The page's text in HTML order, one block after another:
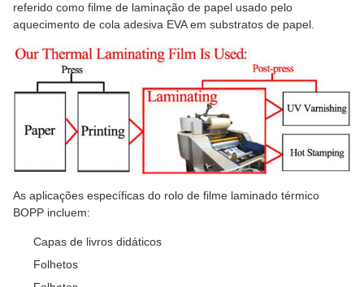
referido como filme de laminação de papel usado pelo
aquecimento de cola adesiva EVA em substratos de papel.
As aplicações específicas do rolo de filme laminado térmico
BOPP incluem:
Capas de livros didáticos
Folhetos